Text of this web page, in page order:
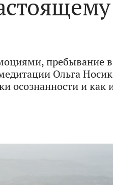
пребывание в
Ольга
осознанности и как